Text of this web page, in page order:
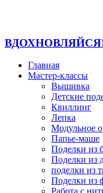
Главная
Мастер-классы
Вышивка
Детские
Квиллинг
Лепка
Модульное
Папье-маше
Поделки из
Поделки из
поделки из
Поделки из